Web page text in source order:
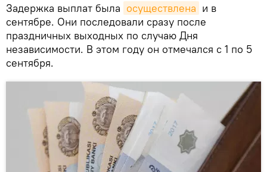
Задержка выплат была осуществлена и в
сентябре. Они последовали сразу после
праздничных выходных по случаю Дня
независимости. В этом году он отмечался с 1 по 5
сентября.